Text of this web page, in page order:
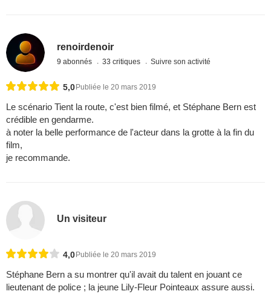
renoirdenoir
9 abonnés 33 critiques Suivre son activité
5,0Publiée le 20 mars 2019
Le scénario Tient la route, c'est bien filmé, et Stéphane Bern est
crédible en gendarme.
à noter la belle performance de l'acteur dans la grotte à la fin du
film,
je recommande.
Un visiteur
4,0 Publiée le 20 mars 2019
Stéphane Bern a su montrer qu'il avait du talent en jouant ce
lieutenant de police ; la jeune Lily-Fleur Pointeaux assure aussi.